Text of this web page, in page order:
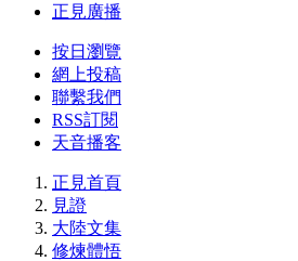
正見廣播
按日瀏覽
網上投稿
聯繫我們
RSS訂閱
天音播客
正見首頁
見證
大陸文集
修煉體悟